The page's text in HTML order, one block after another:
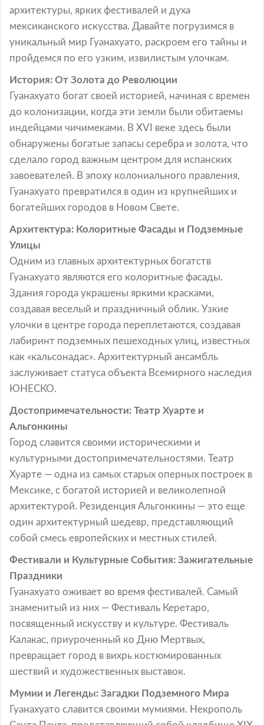
архитектуры, ярких фестивалей и духа
мексиканского искусства. Давайте погрузимся в
уникальный мир Гуанахуато, раскроем его тайны и
пройдемся по его узким, извилистым улочкам.
История: От Золота до Революции
Гуанахуато богат своей историей, начиная с времен
до колонизации, когда эти земли были обитаемы
индейцами чичимеками. В XVI веке здесь были
обнаружены богатые запасы серебра и золота, что
сделало город важным центром для испанских
завоевателей. В эпоху колониального правления,
Гуанахуато превратился в один из крупнейших и
богатейших городов в Новом Свете.
Архитектура: Колоритные Фасады и Подземные
Улицы
Одним из главных архитектурных богатств
Гуанахуато являются его колоритные фасады.
Здания города украшены яркими красками,
создавая веселый и праздничный облик. Узкие
улочки в центре города переплетаются, создавая
лабиринт подземных пешеходных улиц, известных
как «кальсонадас». Архитектурный ансамбль
заслуживает статуса объекта Всемирного наследия
ЮНЕСКО.
Достопримечательности: Театр Хуарте и
Альгонкины
Город славится своими историческими и
культурными достопримечательностями. Театр
Хуарте — одна из самых старых оперных построек в
Мексике, с богатой историей и великолепной
архитектурой. Резиденция Альгонкины — это еще
один архитектурный шедевр, представляющий
собой смесь европейских и местных стилей.
Фестивали и Культурные События: Зажигательные
Праздники
Гуанахуато оживает во время фестивалей. Самый
знаменитый из них — Фестиваль Керетаро,
посвященный искусству и культуре. Фестиваль
Калакас, приуроченный ко Дню Мертвых,
превращает город в вихрь костюмированных
шествий и художественных выставок.
Мумии и Легенды: Загадки Подземного Мира
Гуанахуато славится своими мумиями. Некрополь